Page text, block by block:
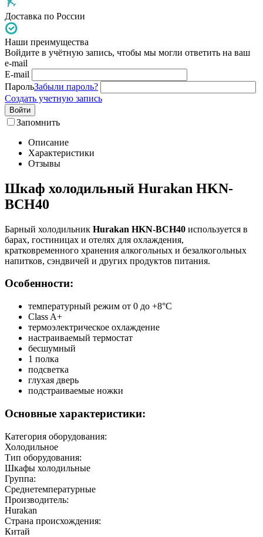
Доставка по России
Наши преимущества
Войдите в учётную запись, чтобы мы могли ответить на ваш
e-mail
E-mail
ПарольЗабыли пароль?
Создать учетную запись
Войти
Запомнить
Описание
Характеристики
Отзывы
Шкаф холодильный Hurakan HKN-
BCH40
Барный холодильник Hurakan HKN-BCH40 используется в
барах, гостиницах и отелях для охлаждения,
кратковременного хранения алкогольных и безалкогольных
напитков, сэндвичей и других продуктов питания.
Особенности:
температурный режим от 0 до +8°C
Class A+
термоэлектрическое охлаждение
настраиваемый термостат
бесшумный
1 полка
подсветка
глухая дверь
подстраиваемые ножки
Основные характеристики:
Категория оборудования:
Холодильное
Тип оборудования:
Шкафы холодильные
Группа:
Среднетемпературные
Производитель:
Hurakan
Страна происхождения:
Китай